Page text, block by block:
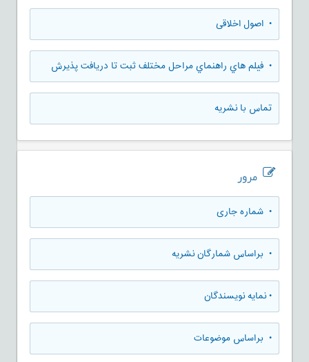
• اصول اخلاقی
• فيلم هاي راهنماي مراحل مختلف ثبت تا دريافت پذيرش
تماس با نشریه
مرور
• شماره جاری
• براساس شمارگان نشریه
•نمایه نویسندگان
• براساس موضوعات